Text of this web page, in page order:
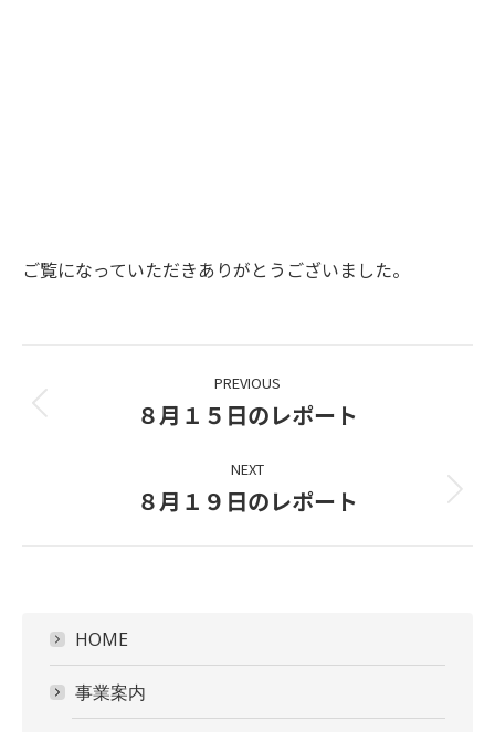
ご覧になっていただきありがとうございました。
navigation
PREVIOUS
Previous
８月１５日のレポート
NEXT
Next
８月１９日のレポート
HOME
事業案内